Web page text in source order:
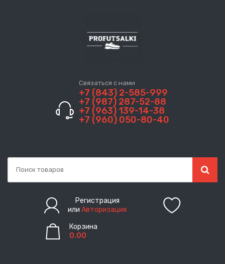
Связаться с нами
+7 (843) 2-585-999
+7 (987) 287-52-88
+7 (963) 139-14-38
+7 (960) 050-80-40
Регистрация
или Авторизация
Корзина
0.00